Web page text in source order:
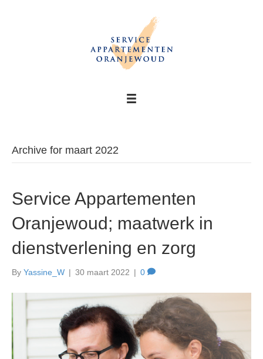
Archive for maart 2022
Service Appartementen
Oranjewoud; maatwerk in
dienstverlening en zorg
By Yassine_W | 30 maart 2022 | 0